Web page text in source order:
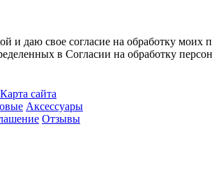
и даю свое согласие на обработку
в Согласии на обработку
Карта сайта
Аксессуары
Отзывы